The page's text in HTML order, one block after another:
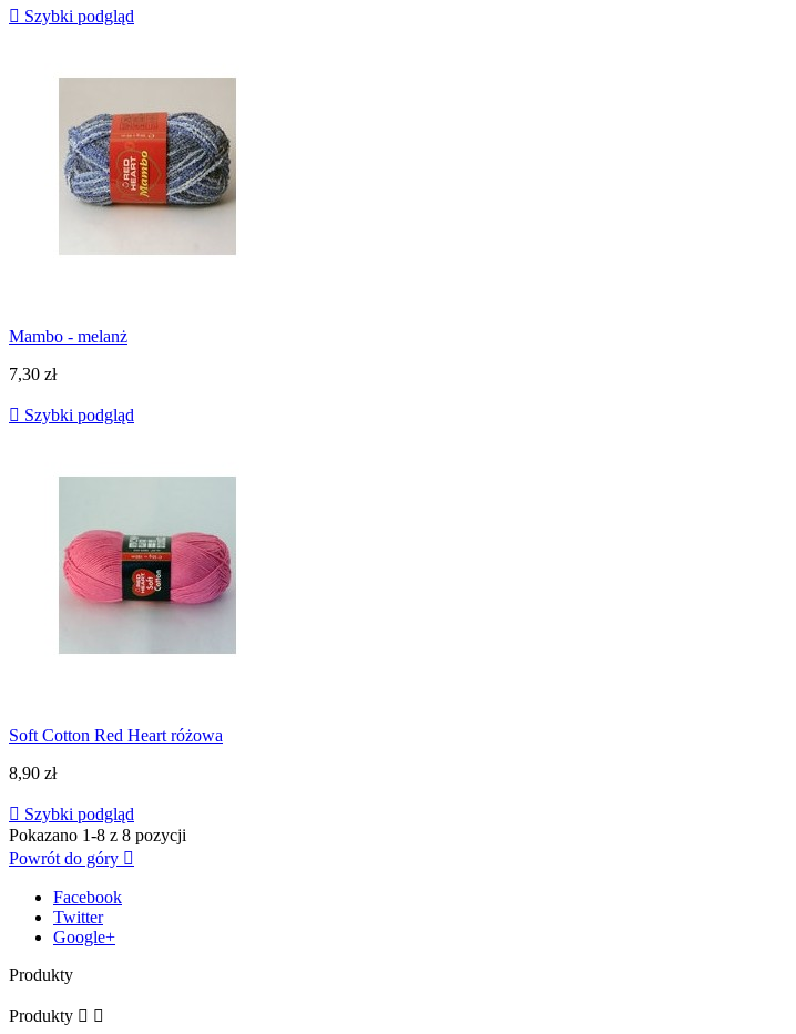
 Szybki podgląd
Mambo - melanż
7,30 zł
 Szybki podgląd
Soft Cotton Red Heart różowa
8,90 zł
 Szybki podgląd
Pokazano 1-8 z 8 pozycji
Powrót do góry 
Facebook
Twitter
Google+
Produkty
Produkty  